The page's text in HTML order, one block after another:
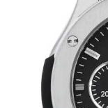
全てのブランドを見
る